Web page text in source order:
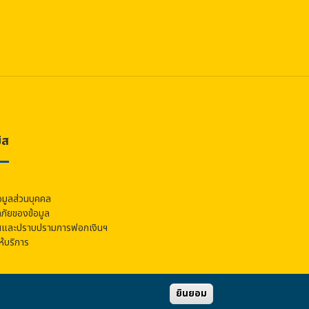
ลส่วนบุคคล
ยของข้อมูล
ละปราบปรามการฟอกเงินฯ
ริการ
ยินยอม